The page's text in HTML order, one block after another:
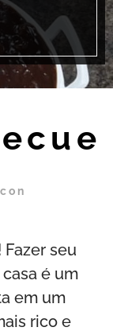
seu
é um
em um
rico e